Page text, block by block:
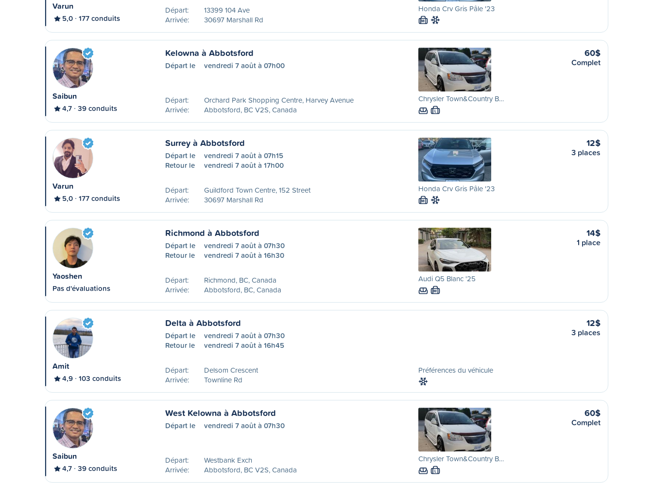
Varun
5,0 177 conduits
Départ:
13399 104 Ave
Arrivée:
30697 Marshall Rd
Honda Crv Gris Pâle '23
M
Saibun
4,7 39 conduits
Kelowna à Abbotsford
Départ le vendredi 7 août à 07h00
Départ:
Orchard Park Shopping Centre, Harvey Avenue
Arrivée:
Abbotsford, BC V2S, Canada
Chrysler Town&Country B…
L
60$
Complet
Varun
5,0 177 conduits
Surrey à Abbotsford
Départ le
vendredi 7 août à 07h15
Retour le
vendredi 7 août à 17h00
Départ:
Guildford Town Centre, 152 Street
Arrivée:
30697 Marshall Rd
Honda Crv Gris Pâle '23
M
12$
3 places
Yaoshen
Pas d'évaluations
Richmond à Abbotsford
Départ le
vendredi 7 août à 07h30
Retour le
vendredi 7 août à 16h30
Départ:
Richmond, BC, Canada
Arrivée:
Abbotsford, BC, Canada
Audi Q5 Blanc '25
M
14$
1 place
Amit
4,9 103 conduits
Delta à Abbotsford
Départ le
vendredi 7 août à 07h30
Retour le
vendredi 7 août à 16h45
Départ:
Delsom Crescent
Arrivée:
Townline Rd
Préférences du véhicule
12$
3 places
Saibun
4,7 39 conduits
West Kelowna à Abbotsford
Départ le vendredi 7 août à 07h30
Départ:
Westbank Exch
Arrivée:
Abbotsford, BC V2S, Canada
Chrysler Town&Country B…
L
60$
Complet